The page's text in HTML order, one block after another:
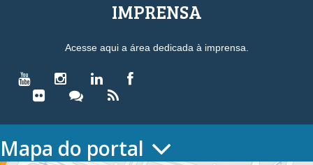
IMPRENSA
Acesse aqui a área dedicada à imprensa.
Mapa do portal